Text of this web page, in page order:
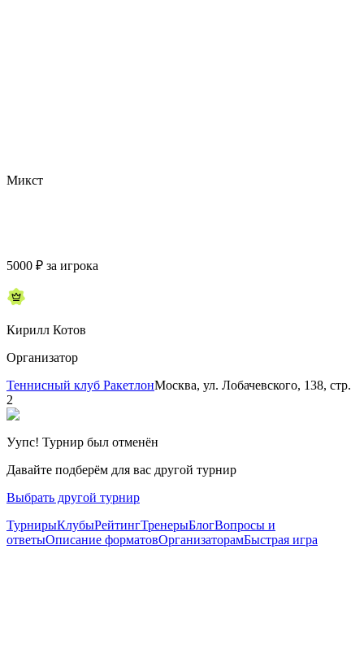
Микст
5000 ₽ за игрока
Кирилл Котов
Организатор
Теннисный клуб РакетлонМосква, ул. Лобачевского, 138, стр.
2
Уупс! Турнир был отменён
Давайте подберём для вас другой турнир
Выбрать другой турнир
ТурнирыКлубыРейтингТренерыБлогВопросы и
ответыОписание форматовОрганизаторамБыстрая игра